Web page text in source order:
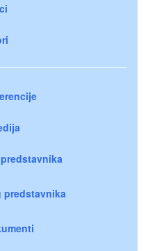
predstavnika